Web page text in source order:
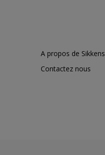
A propos de Sikkens
Contactez nous